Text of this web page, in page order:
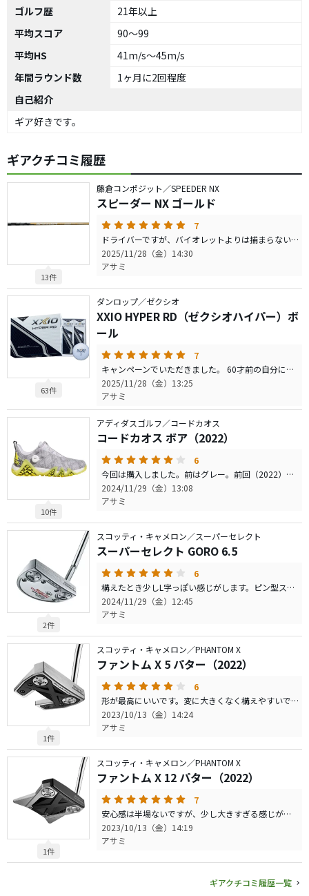
ゴルフ歴
21年以上
平均スコア
90～99
平均HS
41m/s～45m/s
年間ラウンド数
1ヶ月に2回程度
自己紹介
ギア好きです。
ギアクチコミ履歴
13件
藤倉コンポジット／SPEEDER NX
スピーダー NX ゴールド
7
ドライバーですが、バイオレットよりは捕まらないが、初速が速い感じがしました。そのため、飛距離も10〜20yd飛んでいると思います。スピン量も少なめなので棒球で飛んでいる感じでした。 シャフト自体軽めなので寒くなる季節には活躍してくれると思います。
2025/11/28（金）14:30
アサミ
63件
ダンロップ／ゼクシオ
XXIO HYPER RD（ゼクシオハイパー）ボ
ール
7
キャンペーンでいただきました。 60才前の自分にはよく飛んでくれたと思います。スピンが増え過ぎずロスが少ない。 グリーン上は戻るまでのスピンはないものも1yd以内に止まりました。 打感も柔らかく、冬に使用したいボールです。 当日、ニアピン、バーディー2回出ました。
2025/11/28（金）13:25
アサミ
10件
アディダスゴルフ／コードカオス
コードカオス ボア（2022）
6
今回は購入しました。前はグレー。前回（2022）と同じサイズだけど、ゆるい感じです。スパイク性能は前回と違いは判りません。 今回で4代目になるけど、疲れないし、足も痛くなりません。これ以外履けなくなりました。
2024/11/29（金）13:08
アサミ
2件
スコッティ・キャメロン／スーパーセレクト
スーパーセレクト GORO 6.5
6
構えたとき少しL字っぽい感じがします。ピン型スコッティキャメロンセレクトよりは、直進性が高く薄めで読むと入ります。抱かんは柔らかく何故が距離感が合います。手にダイレクトに伝わり打っただけ転がるバターでする。 グリップが好きです。このグリップしか使えないようになりました。
2024/11/29（金）12:45
アサミ
1件
スコッティ・キャメロン／PHANTOM X
ファントム X 5 パター（2022）
6
形が最高にいいです。変に大きくなく構えやすいです。ただし、引っかけには注意が必要です。あいかわらず、スコッティキャメロンのバターグリップは高すぎる。19,800円って、新しくバターを買った方がいいくらいです。
2023/10/13（金）14:24
アサミ
1件
スコッティ・キャメロン／PHANTOM X
ファントム X 12 パター（2022）
7
安心感は半場ないですが、少し大きすぎる感じがあります。少し手の感覚で打ちたい時、大きすぎて逆に打ちにくいかもしれません。あと、引っかけよりも押し出しが出やすいパターでした。 打感は軟らかく芯があり、距離感が出やすいパターです。 自分はX5も持っており、調子が悪くなったら変えています。
2023/10/13（金）14:19
アサミ
ギアクチコミ履歴一覧